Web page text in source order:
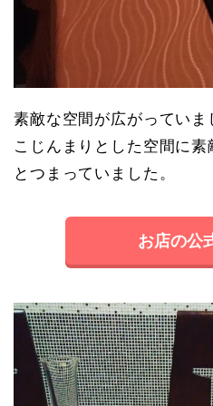
素敵な空間が広がっていま
こじんまりとした空間に
とつまっていました。
お店の公